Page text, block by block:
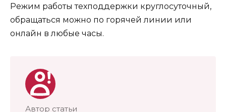
Режим работы техподдержки круглосуточный,
обращаться можно по горячей линии или
онлайн в любые часы.
Автор статьи